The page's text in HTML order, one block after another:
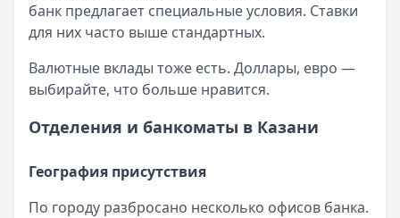
банк предлагает специальные условия. Ставки
для них часто выше стандартных.
Валютные вклады тоже есть. Доллары, евро —
выбирайте, что больше нравится.
Отделения и банкоматы в Казани
География присутствия
По городу разбросано несколько офисов банка.